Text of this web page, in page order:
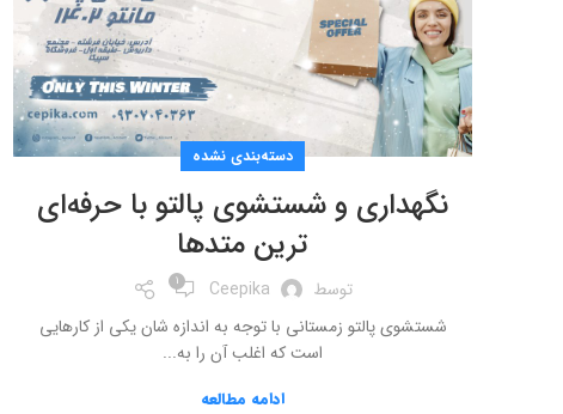
دسته‌بندی نشده
نگهداری و شستشوی پالتو با حرفه‌ای
ترین متدها
توسط Ceepika
1
شستشوی پالتو زمستانی با توجه به اندازه شان یکی از کارهایی
است که اغلب آن را به...
ادامه مطالعه